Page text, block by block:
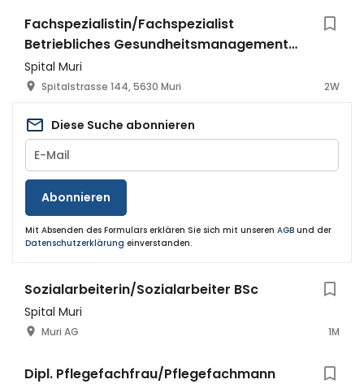
Fachspezialistin/Fachspezialist
Betriebliches Gesundheitsmanagement
(BGM) und Case Management (CM)
Spital Muri
Spitalstrasse 144, 5630 Muri 2W
Diese Suche abonnieren
Abonnieren
Mit Absenden des Formulars erklären Sie sich mit unseren AGB und der
Datenschutzerklärung einverstanden.
Sozialarbeiterin/Sozialarbeiter BSc
Spital Muri
Muri AG 1M
Dipl. Pflegefachfrau/Pflegefachmann